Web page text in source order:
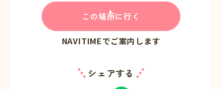
この場所に行く
NAVITIMEでご案内します
シェアする